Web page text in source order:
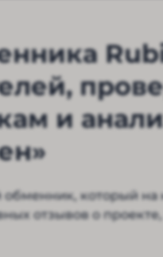
и
который на
отзывов о